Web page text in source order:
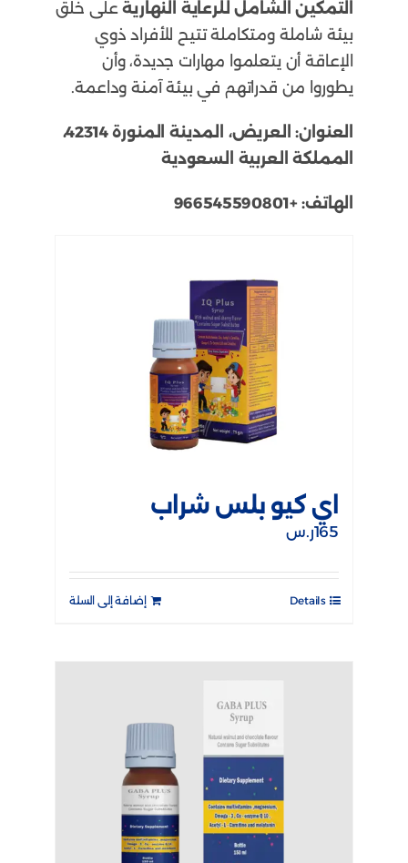
التمكين الشامل للرعاية النهاريةعلى خلق
بيئة شاملة ومتكاملة تتيح للأفراد ذوي
الإعاقة أن يتعلموا مهارات جديدة، وأن
يطوروا من قدراتهم في بيئة آمنة وداعمة.
العنوان:
العريض، المدينة المنورة 42314،
المملكة العربية السعودية
الهاتف:+966545590801
اي كيو بلس شراب
165ر.س
إضافة إلى السلة Details